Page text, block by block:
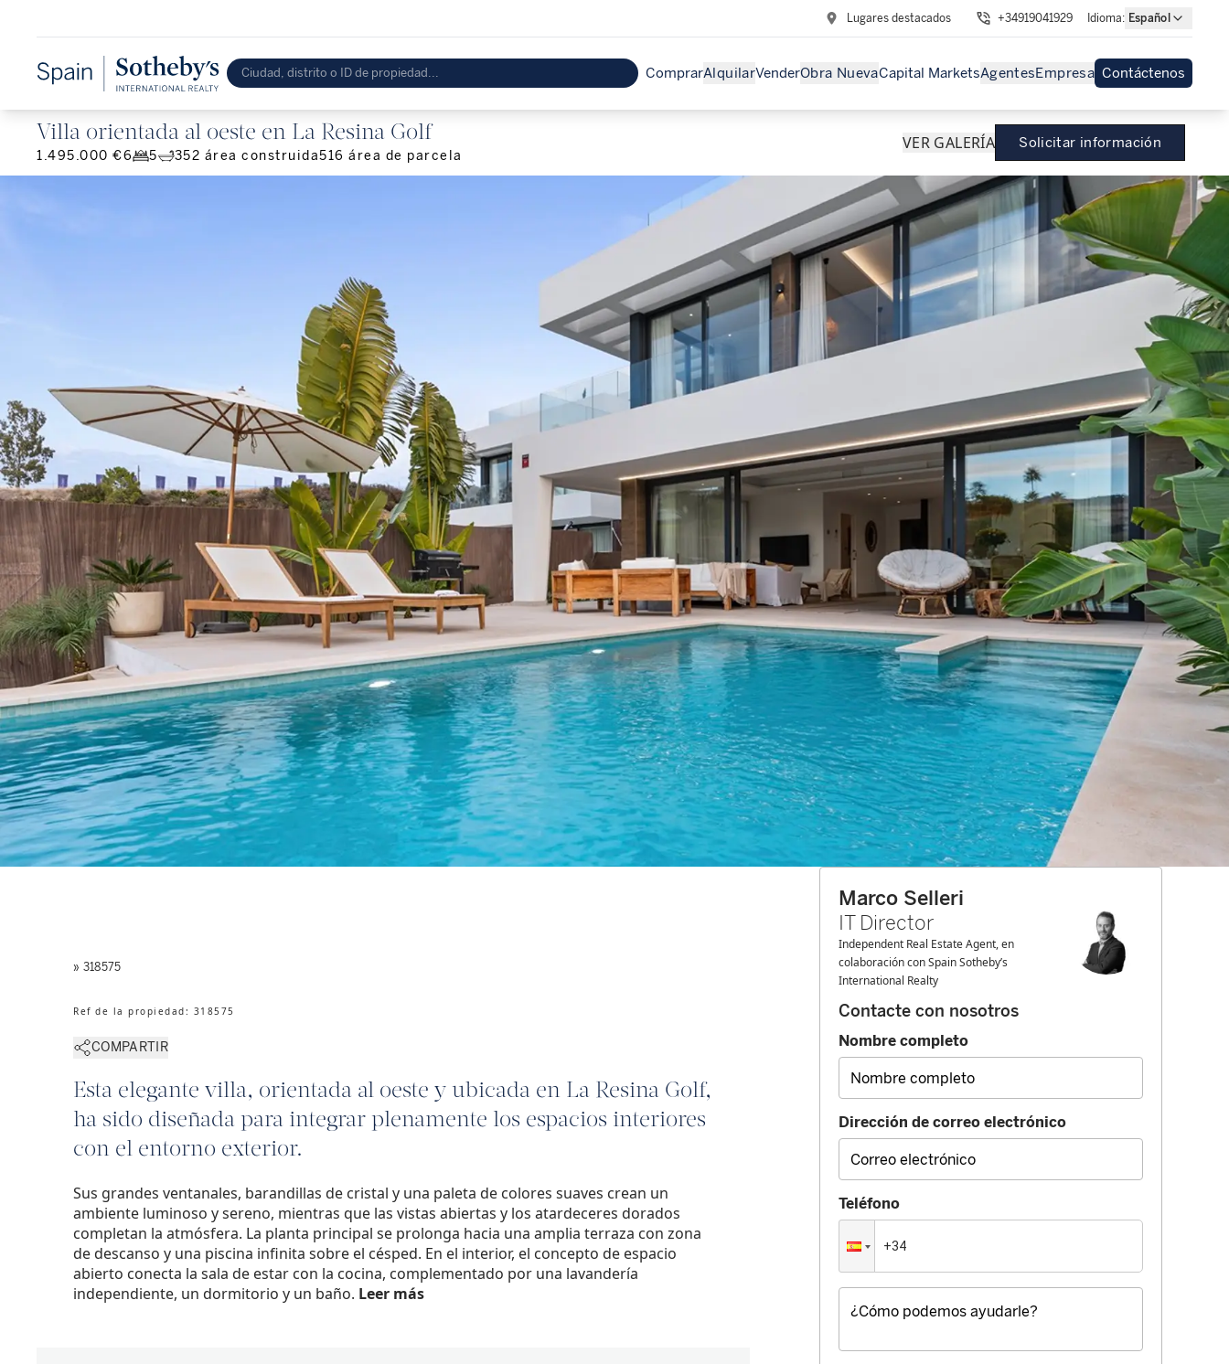
Lugares destacados +34919041929 Idioma: Español
ComprarAlquilarVenderObra NuevaCapital MarketsAgentesEmpresa Contáctenos
Villa orientada al oeste en La Resina Golf
1.495.000 €6 5 352 área construida516 área de parcela
VER GALERÍA Solicitar información
» 318575
Ref de la propiedad: 318575
COMPARTIR
Esta elegante villa, orientada al oeste y ubicada en La Resina Golf,
ha sido diseñada para integrar plenamente los espacios interiores
con el entorno exterior.
Sus grandes ventanales, barandillas de cristal y una paleta de colores suaves crean un
ambiente luminoso y sereno, mientras que las vistas abiertas y los atardeceres dorados
completan la atmósfera. La planta principal se prolonga hacia una amplia terraza con zona
de descanso y una piscina infinita sobre el césped. En el interior, el concepto de espacio
abierto conecta la sala de estar con la cocina, complementado por una lavandería
independiente, un dormitorio y un baño. Leer más
Marco Selleri
IT Director
Independent Real Estate Agent, en
colaboración con Spain Sotheby’s
International Realty
Contacte con nosotros
Nombre completo
Dirección de correo electrónico
Teléfono